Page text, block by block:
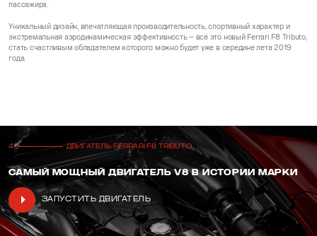
пассажира.
Уникальный дизайн, впечатляющая производительность, спортивный характер и
экстремальная аэродинамическая эффективность – всё это новый Ferrari F8 Tributo,
стать счастливым обладателем которого можно будет уже в середине лета 2019
года.
4 ДВИГАТЕЛЬ FERRARI F8 TRIBUTO
САМЫЙ МОЩНЫЙ ДВИГАТЕЛЬ V8 В ИСТОРИИ МАРКИ
Запустить двигатель